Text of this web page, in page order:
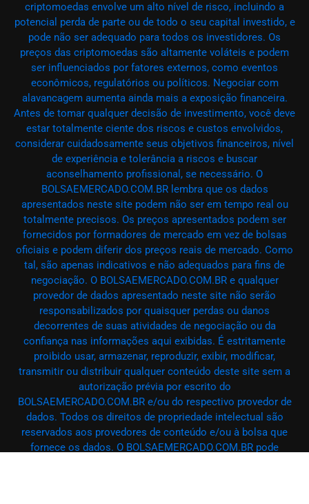
criptomoedas envolve um alto nível de risco, incluindo a
potencial perda de parte ou de todo o seu capital investido, e
pode não ser adequado para todos os investidores. Os
preços das criptomoedas são altamente voláteis e podem
ser influenciados por fatores externos, como eventos
econômicos, regulatórios ou políticos. Negociar com
alavancagem aumenta ainda mais a exposição financeira.
Antes de tomar qualquer decisão de investimento, você deve
estar totalmente ciente dos riscos e custos envolvidos,
considerar cuidadosamente seus objetivos financeiros, nível
de experiência e tolerância a riscos e buscar
aconselhamento profissional, se necessário. O
BOLSAEMERCADO.COM.BR lembra que os dados
apresentados neste site podem não ser em tempo real ou
totalmente precisos. Os preços apresentados podem ser
fornecidos por formadores de mercado em vez de bolsas
oficiais e podem diferir dos preços reais de mercado. Como
tal, são apenas indicativos e não adequados para fins de
negociação. O BOLSAEMERCADO.COM.BR e qualquer
provedor de dados apresentado neste site não serão
responsabilizados por quaisquer perdas ou danos
decorrentes de suas atividades de negociação ou da
confiança nas informações aqui exibidas. É estritamente
proibido usar, armazenar, reproduzir, exibir, modificar,
transmitir ou distribuir qualquer conteúdo deste site sem a
autorização prévia por escrito do
BOLSAEMERCADO.COM.BR e/ou do respectivo provedor de
dados. Todos os direitos de propriedade intelectual são
reservados aos provedores de conteúdo e/ou à bolsa que
fornece os dados. O BOLSAEMERCADO.COM.BR pode